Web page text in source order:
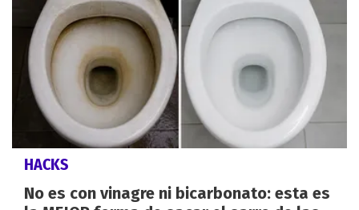
HACKS
No es con vinagre ni bicarbonato: esta es